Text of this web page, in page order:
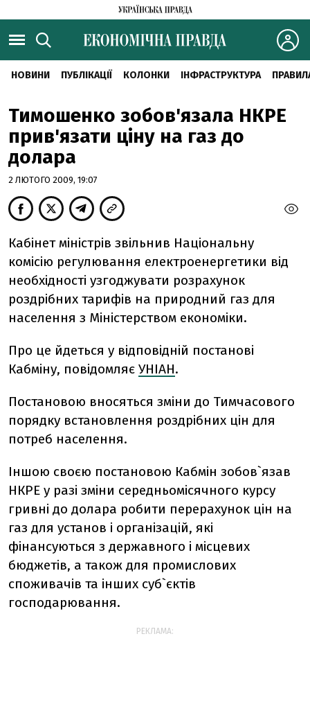
НОВИНИ ПУБЛІКАЦІЇ КОЛОНКИ ІНФРАСТРУКТУРА
Тимошенко зобов'язала НКРЕ
прив'язати ціну на газ до
долара
2 ЛЮТОГО 2009, 19:07
Кабінет міністрів звільнив Національну
комісію регулювання електроенергетики від
необхідності узгоджувати розрахунок
роздрібних тарифів на природний газ для
населення з Міністерством економіки.
Про це йдеться у відповідній постанові
Кабміну, повідомляє УНІАН.
Постановою вносяться зміни до Тимчасового
порядку встановлення роздрібних цін для
потреб населення.
Іншою своєю постановою Кабмін зобов`язав
НКРЕ у разі зміни середньомісячного курсу
гривні до долара робити перерахунок цін на
газ для установ і організацій, які
фінансуються з державного і місцевих
бюджетів, а також для промислових
споживачів та інших суб`єктів
господарювання.
РЕКЛАМА: